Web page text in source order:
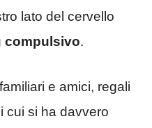
lato del cervello
compulsivo.
e amici, regali
cui si ha davvero